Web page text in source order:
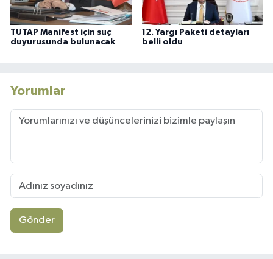
TUTAP Manifest için suç
duyurusunda bulunacak
12. Yargı Paketi detayları
belli oldu
Yorumlar
Gönder